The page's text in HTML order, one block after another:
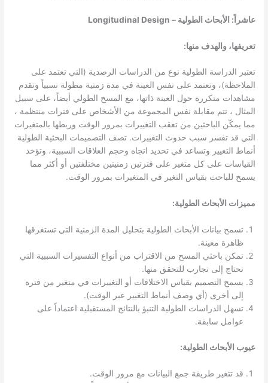
عاشراً: الأبحاث الطولية – Longitudinal Design
تعريفها، والهدف منها:
تعتبر الدراسة الطولية نوع من الدراسات الرصدية (التي تعتمد على
الملاحظة)، وتعتمد على نفس العينة في مدة زمنية مطولة نسبياً وتقدم
مشاهدات متكررة حول العينة ذاتها، مع المسح الطولي أيضاً، على سبيل
المثال ، تتم مقابلة نفس المجموعة من الأشخاص على فترات منتظمة ،
مما يمكّن الباحثين من تعقب التغييرات بمرور الوقت وربطها بالمتغيرات
التي قد تفسر سبب حدوث التغييرات. تصف التصميمات البحثية الطولية
أنماط التغيير وتساعد في تحديد اتجاه وحجم العلاقات السببية، وتؤخذ
القياسات على كل متغير على فترتين زمنيتين مختلفتين أو أكثر مما
يسمح للباحث بقياس التغير في المتغيرات بمرور الوقت.
مميزات الأبحاث الطولية:
تسمح بيانات الأبحاث الطولية بتحليل المدة الزمنية التي تستغرقها
ظاهرة معينة.
تمكن باحثي المسح من الاقتراب من أنواع التفسيرات السببية التي
تحتاج إلى تجارب للتحقق منها.
يسمح التصميم بقياس الاختلافات أو التغييرات في متغير من فترة
إلى أخرى (أي وصف أنماط التغيير عبر الوقت).
تسهل الدراسات الطولية التنبؤ بالنتائج المستقبلية اعتماداً على
عوامل سابقة.
عيوب الأبحاث الطولية:
قد تتغير طريقة جمع البيانات مع مرور الوقت.